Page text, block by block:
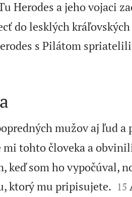
Herodes a jeho vojaci
do lesklých
s Pilátom
mužov aj ľud
tohto človeka a
keď som ho vypočúval,
ktorý mu pripisujete.
15